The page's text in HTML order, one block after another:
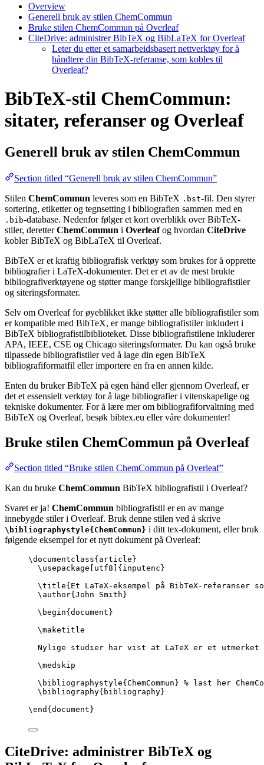
Overview
Generell bruk av stilen ChemCommun
Bruke stilen ChemCommun på Overleaf
CiteDrive: administrer BibTeX og BibLaTeX for Overleaf
Leter du etter et samarbeidsbasert nettverktøy for å
håndtere din BibTeX-referanse, som kobles til
Overleaf?
BibTeX-stil ChemCommun:
sitater, referanser og Overleaf
Generell bruk av stilen ChemCommun
Section titled “Generell bruk av stilen ChemCommun”
Stilen ChemCommun leveres som en BibTeX .bst-fil. Den styrer
sortering, etiketter og tegnsetting i bibliografien sammen med en
.bib-database. Nedenfor følger et kort overblikk over BibTeX-
stiler, deretterChemCommun i Overleafog hvordan CiteDrive
kobler BibTeX og BibLaTeX til Overleaf.
BibTeX er et kraftig bibliografisk verktøy som brukes for å opprette
bibliografier i LaTeX-dokumenter. Det er et av de mest brukte
bibliografiverktøyene og støtter mange forskjellige bibliografistiler
og siteringsformater.
Selv om Overleaf for øyeblikket ikke støtter alle bibliografistiler som
er kompatible med BibTeX, er mange bibliografistiler inkludert i
BibTeX bibliografistilbiblioteket. Disse bibliografistilene inkluderer
APA, IEEE, CSE og Chicago siteringsformater. Du kan også bruke
tilpassede bibliografistiler ved å lage din egen BibTeX
bibliografiformatfil eller importere en fra en annen kilde.
Enten du bruker BibTeX på egen hånd eller gjennom Overleaf, er
det et essensielt verktøy for å lage bibliografier i vitenskapelige og
tekniske dokumenter. For å lære mer om bibliografiforvaltning med
BibTeX og Overleaf, besøk bibtex.eu eller våre dokumenter!
Bruke stilen ChemCommun på Overleaf
Section titled “Bruke stilen ChemCommun på Overleaf”
Kan du bruke ChemCommun BibTeX bibliografistil i Overleaf?
Svaret er ja! ChemCommun bibliografistil er en av mange
innebygde stiler i Overleaf. Bruk denne stilen ved å skrive
\bibliographystyle{ChemCommun} i ditt tex-dokument, eller bruk
følgende eksempel for et nytt dokument på Overleaf:
\documentclass{ article }
\usepackage
utf8 ]{ inputenc }
\title{Et LaTeX-eksempel på BibTeX-referanser
\author{John Smith}
\begin{ document }
\maketitle
Nylige studier har vist at LaTeX er et utmerket
\medskip
\bibliographystyle{ChemCommun} % last her
\bibliography{bibliography}
\end { document }
CiteDrive: administrer BibTeX og